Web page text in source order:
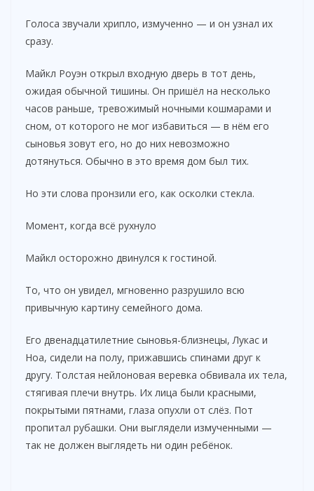
Голоса звучали хрипло, измученно — и он узнал их
сразу.
Майкл Роуэн открыл входную дверь в тот день,
ожидая обычной тишины. Он пришёл на несколько
часов раньше, тревожимый ночными кошмарами и
сном, от которого не мог избавиться — в нём его
сыновья зовут его, но до них невозможно
дотянуться. Обычно в это время дом был тих.
Но эти слова пронзили его, как осколки стекла.
Момент, когда всё рухнуло
Майкл осторожно двинулся к гостиной.
То, что он увидел, мгновенно разрушило всю
привычную картину семейного дома.
Его двенадцатилетние сыновья-близнецы, Лукас и
Ноа, сидели на полу, прижавшись спинами друг к
другу. Толстая нейлоновая веревка обвивала их тела,
стягивая плечи внутрь. Их лица были красными,
покрытыми пятнами, глаза опухли от слёз. Пот
пропитал рубашки. Они выглядели измученными —
так не должен выглядеть ни один ребёнок.